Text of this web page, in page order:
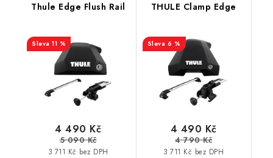
Thule Edge Flush Rail
11 %
3 711 Kč bez DPH
4 490 Kč
5 090 Kč
THULE Clamp Edge
6 %
3 711 Kč bez DPH
4 490 Kč
4 790 Kč